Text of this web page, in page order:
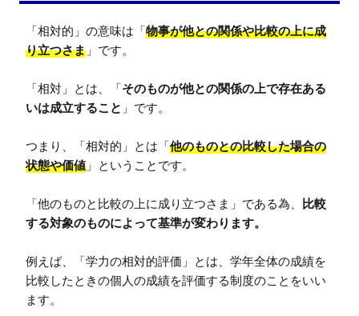
「相対的」の意味は「物事が他との関係や比較の上に成
り立つさま 」です。
「相対」とは、「そのものが他との関係の上で存在ある
いは成立すること 」です。
つまり、「相対的」とは「他のものとの比較した場合の
状態や価値 」ということです。
「他のものと比較の上に成り立つさま」である為、
比較
する対象のものによって基準が変わります。
例えば、「学力の相対的評価」とは、学年全体の成績を
比較したときの個人の成績を評価する制度のことをいい
ます。